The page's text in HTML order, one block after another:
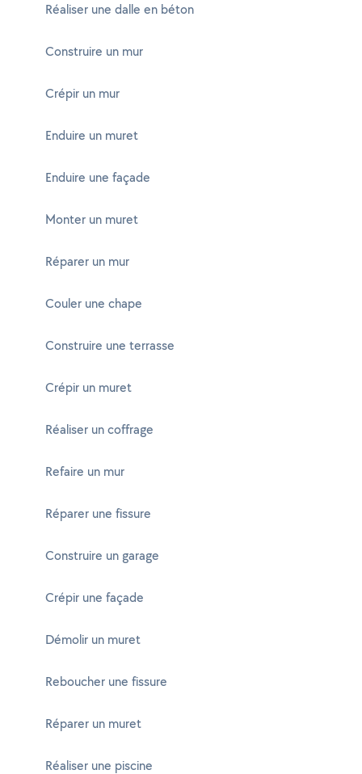
Réaliser une dalle en béton
Construire un mur
Crépir un mur
Enduire un muret
Enduire une façade
Monter un muret
Réparer un mur
Couler une chape
Construire une terrasse
Crépir un muret
Réaliser un coffrage
Refaire un mur
Réparer une fissure
Construire un garage
Crépir une façade
Démolir un muret
Reboucher une fissure
Réparer un muret
Réaliser une piscine